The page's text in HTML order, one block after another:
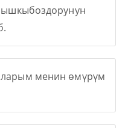
менин өмүрүм